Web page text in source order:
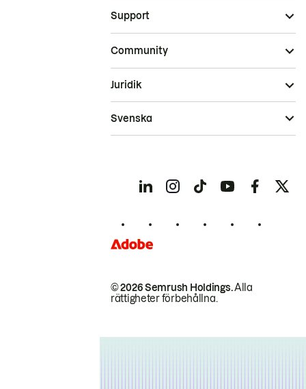
Support
Community
© 2026 Semrush Holdings.Alla
rättigheter förbehållna.
Juridik
Svenska